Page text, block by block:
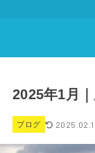
2025年1月
ブログ